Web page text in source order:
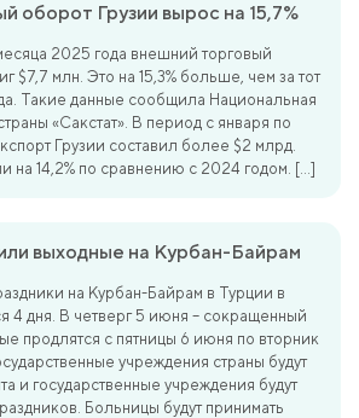
оборот Грузии вырос на 15,7%
2025 года внешний торговый
$7,7 млн. Это на 15,3% больше, чем за тот
Такие данные сообщила Национальная
«Сакстат». В период с января по
Грузии составил более $2 млрд.
на 14,2% по сравнению с 2024 годом. […]
выходные на Курбан-Байрам
на Курбан-Байрам в Турции в
4 дня. В четверг 5 июня – сокращенный
продлятся с пятницы 6 июня по вторник
учреждения страны будут
и государственные учреждения будут
Больницы будут принимать